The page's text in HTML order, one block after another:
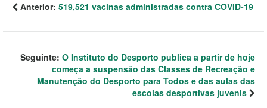
Anterior: 519,521 vacinas administradas contra COVID-19
Seguinte: O Instituto do Desporto publica a partir de hoje
começa a suspensão das Classes de Recreação e
Manutenção do Desporto para Todos e das aulas das
escolas desportivas juvenis